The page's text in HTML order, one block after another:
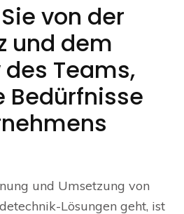
von der
und dem
Teams,
Bedürfnisse
und Umsetzung von
Lösungen geht, ist